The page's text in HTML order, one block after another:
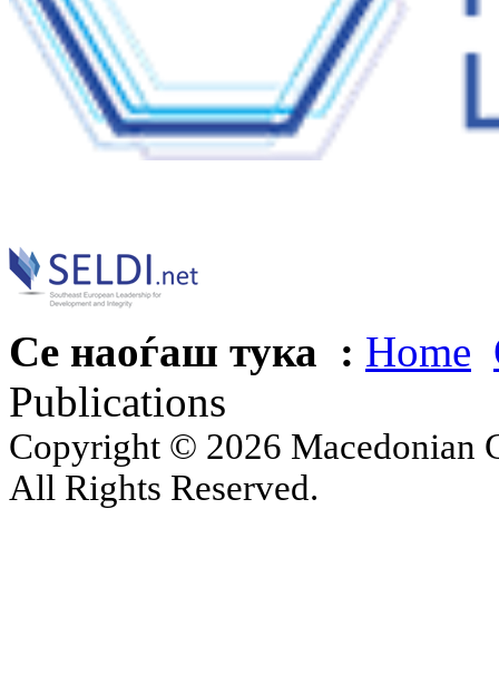
Се наоѓаш тука : Home
Publications
Copyright © 2026 Macedonian
All Rights Reserved.